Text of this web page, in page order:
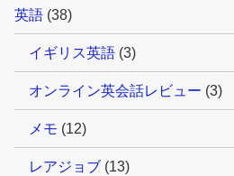
英語 (38)
イギリス英語 (3)
オンライン英会話レビュー (3)
メモ (12)
レアジョブ (13)